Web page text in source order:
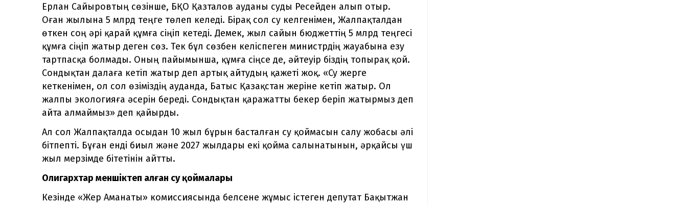
Ерлан Сайыровтың сөзінше, БҚО Қазталов ауданы суды Ресейден алып отыр.
Оған жылына 5 млрд теңге төлеп келеді. Бірақ сол су келгенімен, Жалпақталдан
өткен соң әрі қарай құмға сіңіп кетеді. Демек, жыл сайын бюджеттің 5 млрд теңгесі
құмға сіңіп жатыр деген сөз. Тек бұл сөзбен келіспеген министрдің жауабына езу
тартпасқа болмады. Оның пайымынша, құмға сіңсе де, әйтеуір біздің топырақ қой.
Сондықтан далаға кетіп жатыр деп артық айтудың қажеті жоқ. «Су жерге
кеткенімен, ол сол өзіміздің ауданда, Батыс Қазақстан жеріне кетіп жатыр. Ол
жалпы экологияға әсерін береді. Сондықтан қаражатты бекер беріп жатырмыз деп
айта алмаймыз» деп қайырды.
Ал сол Жалпақталда осыдан 10 жыл бұрын басталған су қоймасын салу жобасы әлі
бітпепті. Бұған енді биыл және 2027 жылдары екі қойма салынатынын, әрқайсы үш
жыл мерзімде бітетінін айтты.
Олигархтар меншіктеп алған су қоймалары
Кезінде «Жер Аманаты» комиссиясында белсене жұмыс істеген депутат Бақытжан